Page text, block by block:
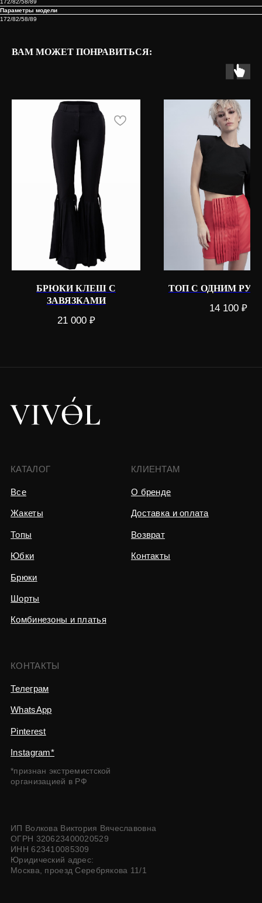
Параметры модели
172/82/58/89
ВАМ МОЖЕТ ПОНРАВИТЬСЯ:
БРЮКИ КЛЕШ С
ЗАВЯЗКАМИ
21 000 ₽
ТОП С ОДНИМ
14 100 ₽
Корзина
Избранное
Каталог
Комбинезоны и платья
КЛИЕНТАМ
Контакты
Возврат
О бренде
Доставка и оплата
организацией в РФ
КОНТАКТЫ
Политика конфиденциальности
ИП Волкова Виктория Вячеславовна
ОГРН 320623400020529
ИНН 623410085309
Юридический адрес: